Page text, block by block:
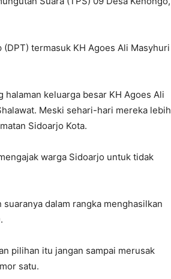
termasuk KH Agoes Ali Masyhuri
halaman keluarga besar KH Agoes Ali
Meski sehari-hari mereka lebih
Sidoarjo Kota.
warga Sidoarjo untuk tidak
dalam rangka menghasilkan
pilihan itu jangan sampai merusak
satu.